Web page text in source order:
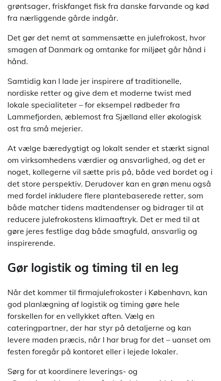
grøntsager, friskfanget fisk fra danske farvande og kød
fra nærliggende gårde indgår.
Det gør det nemt at sammensætte en julefrokost, hvor
smagen af Danmark og omtanke for miljøet går hånd i
hånd.
Samtidig kan I lade jer inspirere af traditionelle,
nordiske retter og give dem et moderne twist med
lokale specialiteter – for eksempel rødbeder fra
Lammefjorden, æblemost fra Sjælland eller økologisk
ost fra små mejerier.
At vælge bæredygtigt og lokalt sender et stærkt signal
om virksomhedens værdier og ansvarlighed, og det er
noget, kollegerne vil sætte pris på, både ved bordet og i
det store perspektiv. Derudover kan en grøn menu også
med fordel inkludere flere plantebaserede retter, som
både matcher tidens madtendenser og bidrager til at
reducere julefrokostens klimaaftryk. Det er med til at
gøre jeres festlige dag både smagfuld, ansvarlig og
inspirerende.
Gør logistik og timing til en leg
Når det kommer til firmajulefrokoster i København, kan
god planlægning af logistik og timing gøre hele
forskellen for en vellykket aften. Vælg en
cateringpartner, der har styr på detaljerne og kan
levere maden præcis, når I har brug for det – uanset om
festen foregår på kontoret eller i lejede lokaler.
Sørg for at koordinere leverings- og